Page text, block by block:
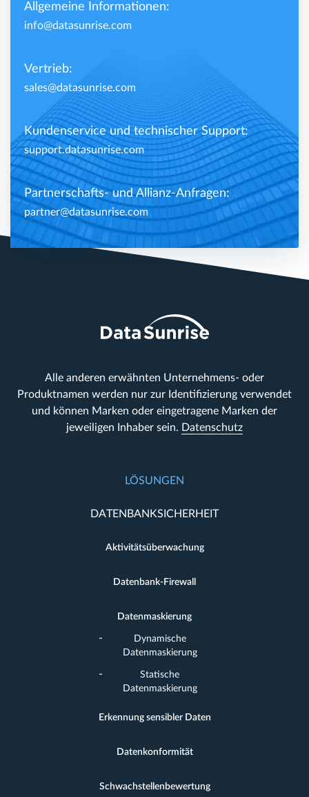
Allgemeine Informationen:
info@datasunrise.com
Vertrieb:
sales@datasunrise.com
Kundenservice und technischer Support:
support.datasunrise.com
Partnerschafts- und Allianz-Anfragen:
partner@datasunrise.com
Alle anderen erwähnten Unternehmens- oder
Produktnamen werden nur zur Identifizierung verwendet
und können Marken oder eingetragene Marken der
jeweiligen Inhaber sein. Datenschutz
LÖSUNGEN
DATENBANKSICHERHEIT
Aktivitätsüberwachung
Datenbank-Firewall
Datenmaskierung
Dynamische
Datenmaskierung
Statische
Datenmaskierung
Erkennung sensibler Daten
Datenkonformität
Schwachstellenbewertung